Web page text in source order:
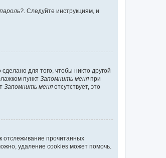
. Следуйте инструкциям, и
для того, чтобы никто другой
пункт Запомнить меня при
Запомнить меня отсутствует, это
отслеживание прочитанных
удаление cookies может помочь.